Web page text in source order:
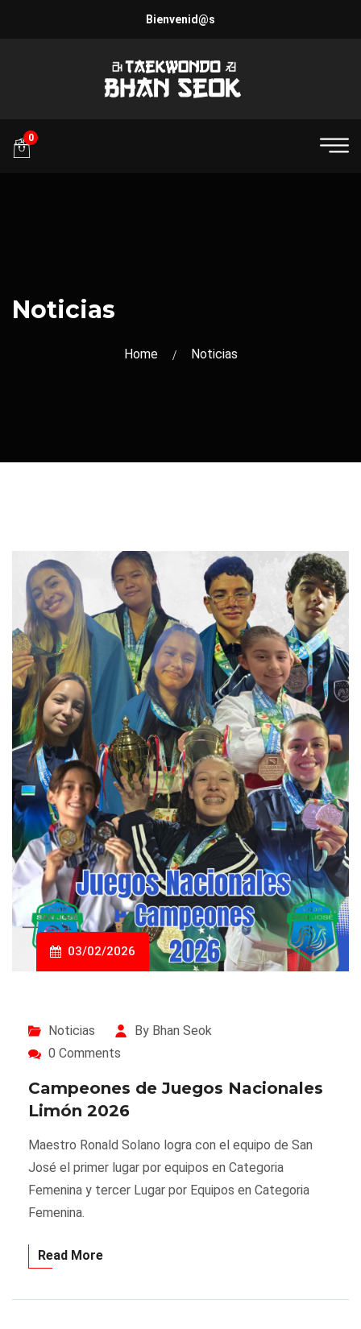
Bienvenid@s
0
Noticias
Home Noticias
03/02/2026
Noticias
By Bhan Seok
0 Comments
Campeones de Juegos Nacionales
Limón 2026
Maestro Ronald Solano logra con el equipo de San
José el primer lugar por equipos en Categoria
Femenina y tercer Lugar por Equipos en Categoria
Femenina.
Read More